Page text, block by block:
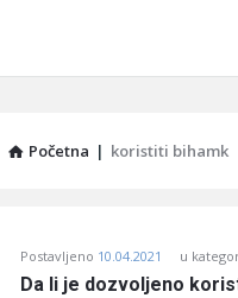
Početna | koristiti bihamk
Učene
Postavljeno 10.04.2021 u
Da li je dozvoljeno